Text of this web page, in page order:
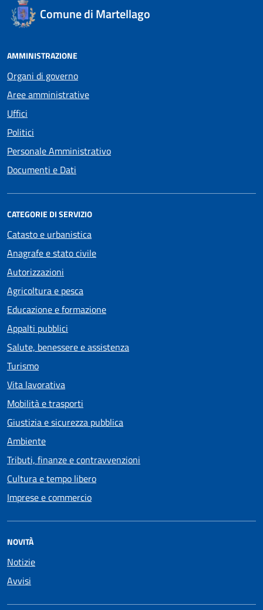
Comune di Martellago
AMMINISTRAZIONE
Organi di governo
Aree amministrative
Uffici
Politici
Personale Amministrativo
Documenti e Dati
CATEGORIE DI SERVIZIO
Catasto e urbanistica
Anagrafe e stato civile
Autorizzazioni
Agricoltura e pesca
Educazione e formazione
Appalti pubblici
Salute, benessere e assistenza
Turismo
Vita lavorativa
Mobilità e trasporti
Giustizia e sicurezza pubblica
Ambiente
Tributi, finanze e contravvenzioni
Cultura e tempo libero
Imprese e commercio
NOVITÀ
Notizie
Avvisi